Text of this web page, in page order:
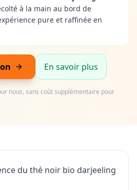
à la main au bord de
pure et raffinée en
En savoir plus
nous, sans coût supplémentaire pour
du thé noir bio darjeeling